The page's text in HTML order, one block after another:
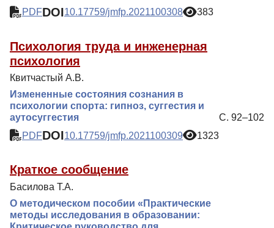
PDFDOI10.17759/jmfp.2021100308 383
Психология труда и инженерная
психология
Квитчастый А.В.
Измененные состояния сознания в
психологии спорта: гипноз, суггестия и
аутосуггестия
С. 92–102
PDFDOI10.17759/jmfp.2021100309 1323
Краткое сообщение
Басилова Т.А.
О методическом пособии «Практические
методы исследования в образовании: